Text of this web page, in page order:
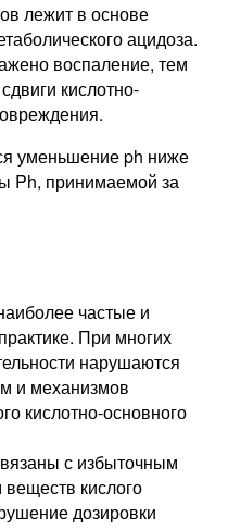
лежит в основе
ацидоза.
воспаление, тем
кислотно-
уменьшение ph ниже
Ph, принимаемой за
частые и
При многих
нарушаются
и механизмов
кислотно-основного
с избыточным
кислого
дозировки